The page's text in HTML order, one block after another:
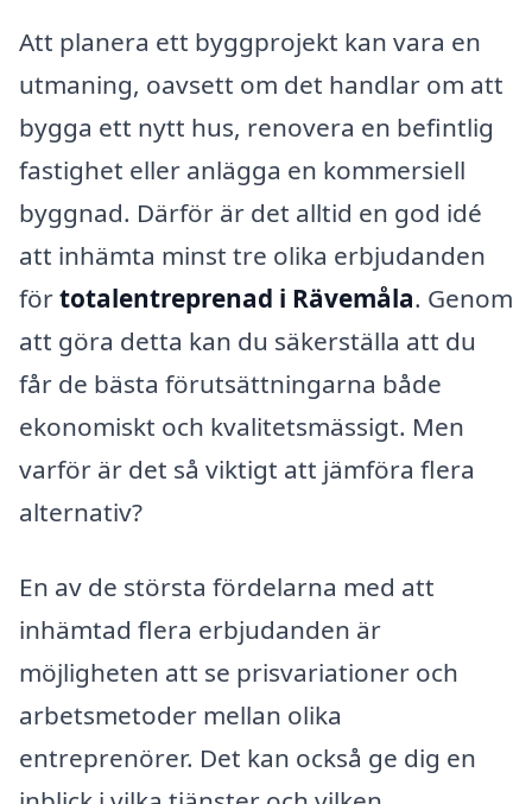
Att planera ett byggprojekt kan vara en
utmaning, oavsett om det handlar om att
bygga ett nytt hus, renovera en befintlig
fastighet eller anlägga en kommersiell
byggnad. Därför är det alltid en god idé
att inhämta minst tre olika erbjudanden
förtotalentreprenad i Rävemåla. Genom
att göra detta kan du säkerställa att du
får de bästa förutsättningarna både
ekonomiskt och kvalitetsmässigt. Men
varför är det så viktigt att jämföra flera
alternativ?
En av de största fördelarna med att
inhämtad flera erbjudanden är
möjligheten att se prisvariationer och
arbetsmetoder mellan olika
entreprenörer. Det kan också ge dig en